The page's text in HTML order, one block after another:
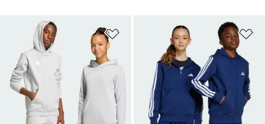
Aggiungi alla lista dei desideri